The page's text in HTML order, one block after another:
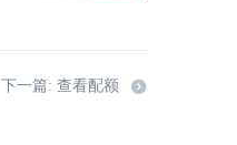
下一篇: 查看配额